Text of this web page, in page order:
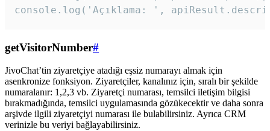
console.log('Açıklama: ',
getVisitorNumber#
JivoChat’tin ziyaretçiye atadığı eşsiz numarayı almak için
asenkronize fonksiyon. Ziyaretçiler, kanalınız için, sıralı bir şekilde
numaralanır: 1,2,3 vb. Ziyaretçi numarası, temsilci iletişim bilgisi
bırakmadığında, temsilci uygulamasında gözükecektir ve daha sonra
arşivde ilgili ziyaretçiyi numarası ile bulabilirsiniz. Ayrıca CRM
verinizle bu veriyi bağlayabilirsiniz.